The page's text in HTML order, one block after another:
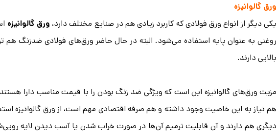
ورق گالوانیزه
یکی دیگر از انواع ورق فولادی که کاربرد زیادی هم در صنایع مختلف دارد، ورق گالوانیزه
روغنی به عنوان پایه استفاده می‌شود. البته در حال حاضر ورق‌های فولادی ضدزنگ هم
بالایی دارند.
مزیت ورق‌های گالوانیزه این است که ویژگی ضد زنگ بودن را با قیمت مناسب دارا
هم نیاز به این خاصیت وجود داشته و هم صرفه اقتصادی مهم است، از ورق گالوانیزه
دیگری هم دارند و آن قابلیت ترمیم آن‌ها در صورت خراب شدن یا آسب دیدن لایه